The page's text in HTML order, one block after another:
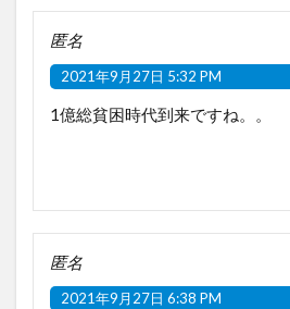
匿名
2021年9月27日 5:32 PM
1億総貧困時代到来ですね。。
匿名
2021年9月27日 6:38 PM